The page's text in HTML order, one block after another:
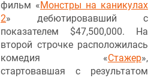
фильм «Монстры на каникулах
2» дебютировавший с
показателем $47,500,000. На
второй строчке расположилась
комедия «Стажер»,
стартовавшая с результатом